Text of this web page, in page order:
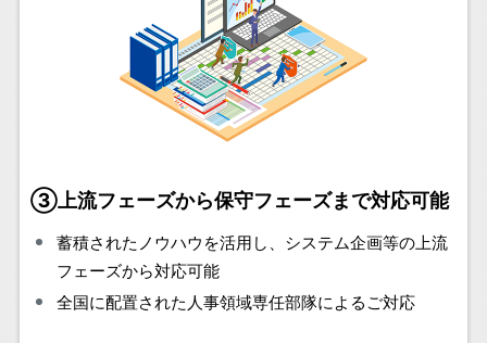
③上流フェーズから保守フェーズまで対応可能
蓄積されたノウハウを活用し、システム企画等の上流
フェーズから対応可能
全国に配置された人事領域専任部隊によるご対応